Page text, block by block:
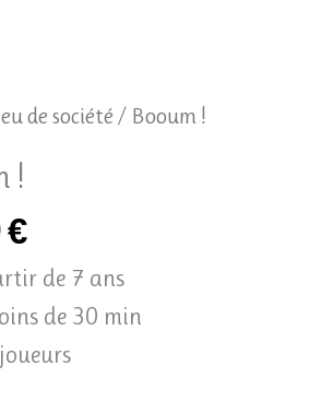
de société / Booum !
!
€
de 7 ans
de 30 min